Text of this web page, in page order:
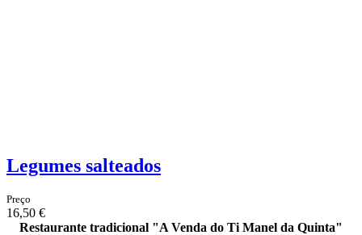
Legumes salteados
Preço
16,50 €
Restaurante tradicional "A Venda do Ti Manel da Quinta"